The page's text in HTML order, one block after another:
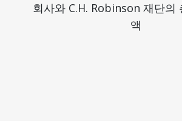
회사와 C.H. Robinson 재단의
액